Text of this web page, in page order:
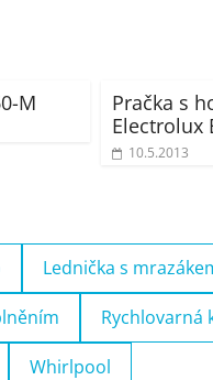
M
Pračka s
Electrolux
10.5.2013
Lednička s
Rychlovarná
Whirlpool